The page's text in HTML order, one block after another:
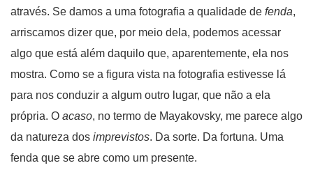
através. Se damos a uma fotografia a qualidade de fenda,
arriscamos dizer que, por meio dela, podemos acessar
algo que está além daquilo que, aparentemente, ela nos
mostra. Como se a figura vista na fotografia estivesse lá
para nos conduzir a algum outro lugar, que não a ela
própria. O acaso, no termo de Mayakovsky, me parece algo
da natureza dos imprevistos. Da sorte. Da fortuna. Uma
fenda que se abre como um presente.